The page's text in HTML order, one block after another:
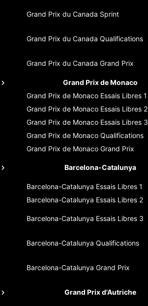
Grand Prix du Canada Sprint
Grand Prix du Canada Qualifications
Grand Prix du Canada Grand Prix
Grand Prix de Monaco
Grand Prix de Monaco Essais Libres 1
Grand Prix de Monaco Essais Libres 2
Grand Prix de Monaco Essais Libres 3
Grand Prix de Monaco Qualifications
Grand Prix de Monaco Grand Prix
Barcelona-Catalunya
Barcelona-Catalunya Essais Libres 1
Barcelona-Catalunya Essais Libres 2
Barcelona-Catalunya Essais Libres 3
Barcelona-Catalunya Qualifications
Barcelona-Catalunya Grand Prix
Grand Prix d'Autriche